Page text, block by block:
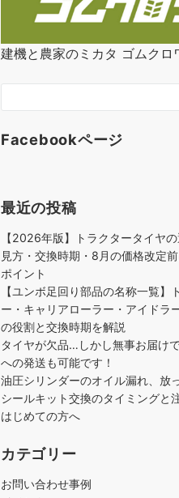
建機と農家のミカタ ゴムク
Facebookページ
最近の投稿
【2026年版】トラクタータイヤ
見方・交換時期・8月の価格改定
ポイント
【ユンボ足回り部品の名称一覧】
ー・キャリアローラー・アイドラ
の役割と交換時期を解説
タイヤが欠品…しかし無事お届け
への発送も可能です！
油圧シリンダーのオイル漏れ、放
シールキット交換のタイミングと
はじめての方へ
カテゴリー
お問い合わせ事例